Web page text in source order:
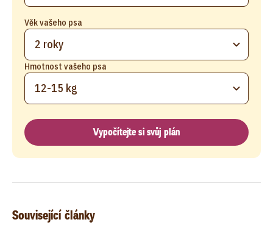
Věk vašeho psa
2 roky
Hmotnost vašeho psa
12-15 kg
Vypočítejte si svůj plán
Související články